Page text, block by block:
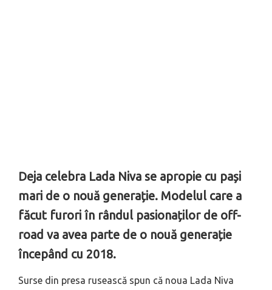
Deja celebra Lada Niva se apropie cu pași
mari de o nouă generație. Modelul care a
făcut furori în rândul pasionaților de off-
road va avea parte de o nouă generație
începând cu 2018.
Surse din presa rusească spun că noua Lada Niva